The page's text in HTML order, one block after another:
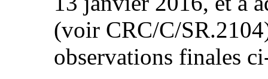
(voir CRC/C/
observations finales